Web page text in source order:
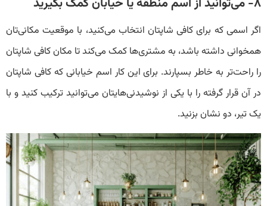
اگر اسمی که برای کافی شاپتان انتخاب می‌کنید، با موقعیت مکانی‌تان
همخوانی داشته باشد، به مشتری‌ها کمک می‌کند تا مکان کافی شاپتان
را راحت‌تر به خاطر بسپارند. برای این کار اسم خیابانی که کافی شاپتان
در آن قرار گرفته را با یکی از نوشیدنی‌هایتان می‌توانید ترکیب کنید و با
یک تیر، دو نشان بزنید.